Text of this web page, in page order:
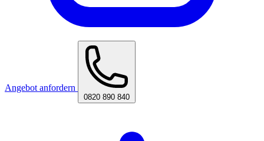
Angebot anfordern
0820 890 840